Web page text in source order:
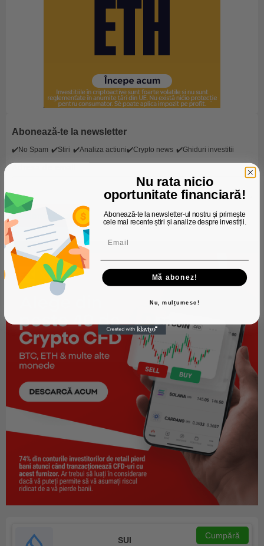
Abonează-te la newsletter
✔️No Spam ✔️Stiri ✔️Analiza actiuni✔️Crypto news ✔️Ghiduri investitii
SUI
Cumpără
Nu rata nicio
oportunitate financiară!
Abonează-te la newsletter-ul nostru și primește
cele mai recente știri și analize despre investiții.
Mă abonez!
Nu, mulțumesc!